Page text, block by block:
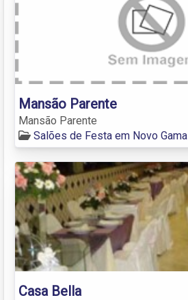
Mansão Parente
Mansão Parente
Salões de Festa em Novo Gama
Casa Bella